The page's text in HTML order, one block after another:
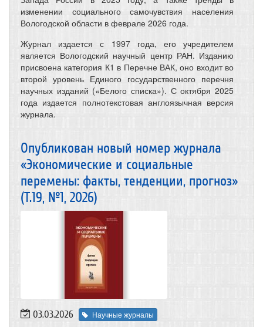
изменении социального самочувствия населения
Вологодской области в феврале 2026 года.
Журнал издается с 1997 года, его учредителем
является Вологодский научный центр РАН. Изданию
присвоена категория К1 в Перечне ВАК, оно входит во
второй уровень Единого государственного перечня
научных изданий («Белого списка»). С октября 2025
года издается полнотекстовая англоязычная версия
журнала.
Опубликован новый номер журнала
«Экономические и социальные
перемены: факты, тенденции, прогноз»
(Т.19, №1, 2026)
03.03.2026 Научные журналы